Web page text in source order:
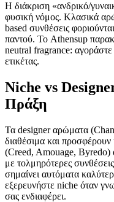
Η διάκριση «ανδρικό/
φυσική νόμος. Κλασικά
based συνθέσεις
παντού. Το Athensup
neutral fragrance: αγοράστε
ετικέτας.
Niche vs
Πράξη
Τα designer αρώματα
διαθέσιμα και
(Creed, Amouage, Byredo)
με τολμηρότερες
σημαίνει αυτόματα
εξερευνήστε niche όταν
σας ενδιαφέρει.